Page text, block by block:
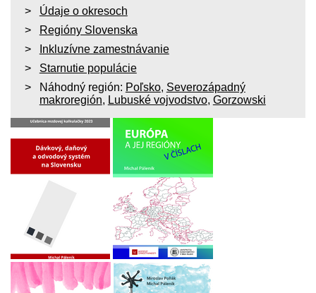
Údaje o okresoch
Regióny Slovenska
Inkluzívne zamestnávanie
Starnutie populácie
Náhodný región: Poľsko, Severozápadný
makroregión, Lubuské vojvodstvo, Gorzowski